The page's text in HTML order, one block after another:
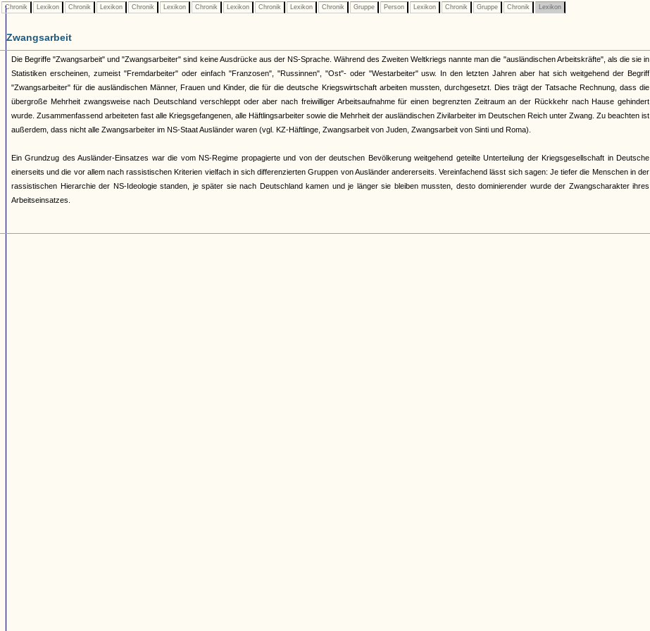
Chronik Lexikon Chronik Lexikon Chronik Lexikon Chronik Lexikon Chronik Lexikon Chronik Gruppe Person Lexikon Chronik Gruppe Chronik Lexikon
Zwangsarbeit
Die Begriffe "Zwangsarbeit" und "Zwangsarbeiter" sind keine Ausdrücke aus der NS-Sprache. Während des Zweiten Weltkriegs nannte man die "ausländischen Arbeitskräfte", als die sie in
Statistiken erscheinen, zumeist "Fremdarbeiter" oder einfach "Franzosen", "Russinnen", "Ost"- oder "Westarbeiter" usw. In den letzten Jahren aber hat sich weitgehend der Begriff
"Zwangsarbeiter" für die ausländischen Männer, Frauen und Kinder, die für die deutsche Kriegswirtschaft arbeiten mussten, durchgesetzt. Dies trägt der Tatsache Rechnung, dass die
übergroße Mehrheit zwangsweise nach Deutschland verschleppt oder aber nach freiwilliger Arbeitsaufnahme für einen begrenzten Zeitraum an der Rückkehr nach Hause gehindert
wurde. Zusammenfassend arbeiteten fast alle Kriegsgefangenen, alle Häftlingsarbeiter sowie die Mehrheit der ausländischen Zivilarbeiter im Deutschen Reich unter Zwang. Zu beachten ist
außerdem, dass nicht alle Zwangsarbeiter im NS-Staat Ausländer waren (vgl. KZ-Häftlinge, Zwangsarbeit von Juden, Zwangsarbeit von Sinti und Roma).
Ein Grundzug des Ausländer-Einsatzes war die vom NS-Regime propagierte und von der deutschen Bevölkerung weitgehend geteilte Unterteilung der Kriegsgesellschaft in Deutsche
einerseits und die vor allem nach rassistischen Kriterien vielfach in sich differenzierten Gruppen von Ausländer andererseits. Vereinfachend lässt sich sagen: Je tiefer die Menschen in der
rassistischen Hierarchie der NS-Ideologie standen, je später sie nach Deutschland kamen und je länger sie bleiben mussten, desto dominierender wurde der Zwangscharakter ihres
Arbeitseinsatzes.